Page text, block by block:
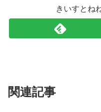
きいすとね
関連記事